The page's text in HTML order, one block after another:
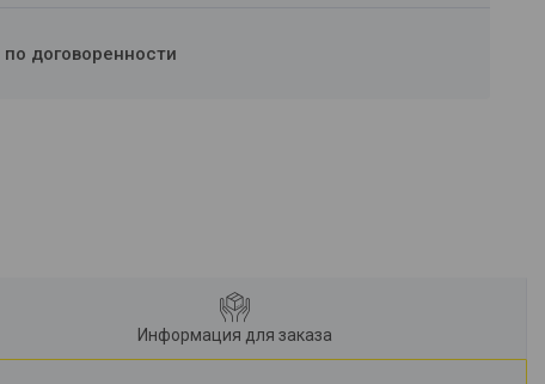
по договоренности
Информация для заказа